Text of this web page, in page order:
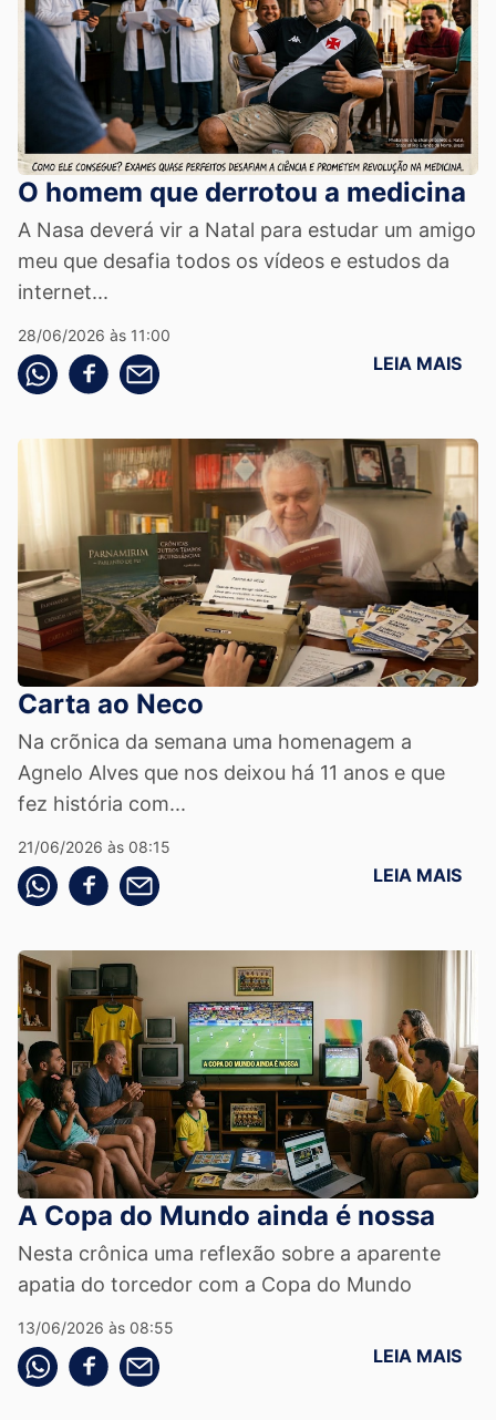
O homem que derrotou a medicina
A Nasa deverá vir a Natal para estudar um amigo
meu que desafia todos os vídeos e estudos da
internet...
28/06/2026 às 11:00
Compartilhe pelo whatsapp
Compartilhar no facebook
Compartilhe pelo email LEIA MAIS
Carta ao Neco
Na crõnica da semana uma homenagem a
Agnelo Alves que nos deixou há 11 anos e que
fez história com...
21/06/2026 às 08:15
Compartilhe pelo whatsapp
Compartilhar no facebook
Compartilhe pelo email LEIA MAIS
A Copa do Mundo ainda é nossa
Nesta crônica uma reflexão sobre a aparente
apatia do torcedor com a Copa do Mundo
13/06/2026 às 08:55
Compartilhe pelo whatsapp
Compartilhar no facebook
Compartilhe pelo email LEIA MAIS